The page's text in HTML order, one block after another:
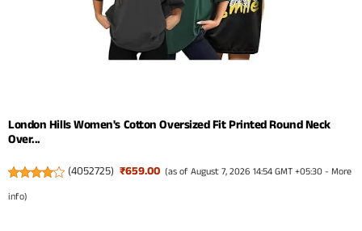
London Hills Women's Cotton Oversized Fit Printed Round Neck
Over...
(4052725) ₹659.00 (as of August 7, 2026 14:54 GMT +05:30 -More
info)